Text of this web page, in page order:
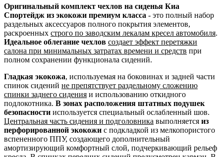
Оригинальный комплект чехлов на сиденья Киа
Спортейдж из экокожи премиум класса - это полный набор
раздельных аксессуаров полного покрытия элементов,
раскроенных строго по заводским лекалам кресел автомобиля.
Идеальное облегание чехлов создает эффект перетяжки
салона при минимальных затратах времени и средств при
полном сохранении функционала сидений.
Гладкая экокожа, используемая на боковинах и задней части
спинок сидений не препятствует раздельному сложению
спинки заднего сидения и использованию откидного
подлокотника. В зонах расположения штатных подушек
безопасности используется специальный ослабленный шов.
Центральная часть сидения и подголовника выполняется из
перфорированной экокожи с подкладкой из мелкопористого
вспененного ППУ, создающего дополнительный
амортизирующий комфортный слой, подчеркивающий рельеф